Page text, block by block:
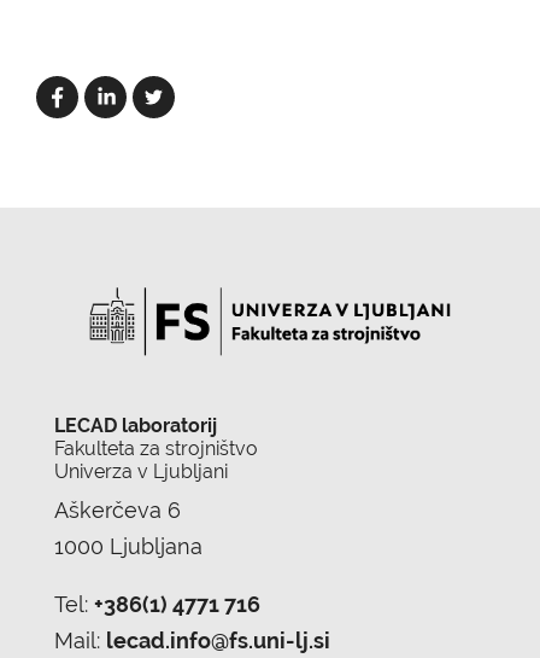
LECAD laboratorij
Fakulteta za strojništvo
Univerza v Ljubljani
Aškerčeva 6
1000 Ljubljana
Tel: +386(1) 4771 716
Mail: lecad.info@fs.uni-lj.si